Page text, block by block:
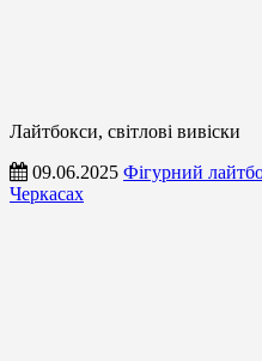
Лайтбокси, світлові вивіски
09.06.2025 Фігурний
Черкасах